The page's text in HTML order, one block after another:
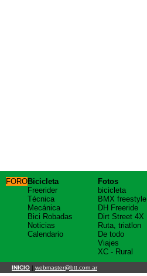
FOROBicicleta
Freerider
Técnica
Mecánica
Bici Robadas
Noticias
Calendario
Fotos
bicicleta
BMX freestyle
DH Freeride
Dirt Street 4X
Ruta, triatlon
De todo
Viajes
XC - Rural
INICIO | webmaster@btt.com.ar